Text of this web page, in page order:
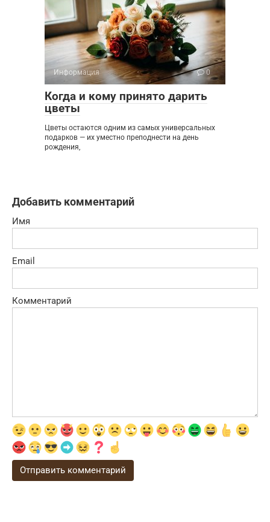
Информация 0
Когда и кому принято дарить
цветы
Цветы остаются одним из самых универсальных
подарков — их уместно преподнести на день
рождения,
Добавить комментарий
Имя
Email
Комментарий